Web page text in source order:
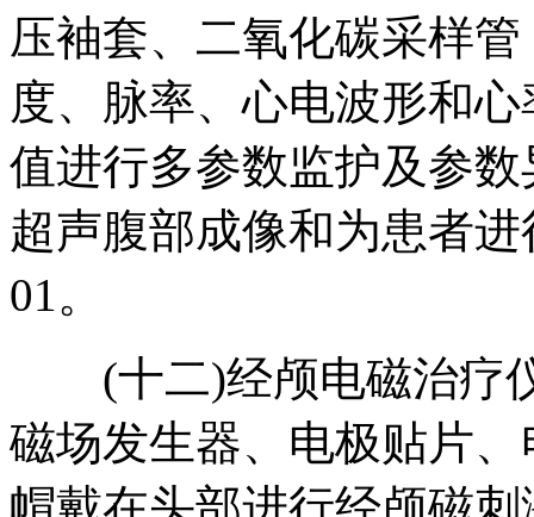
压袖套、二氧化碳采样
度、脉率、心电波形和
值进行多参数监护及参
超声腹部成像和为患者
01。
(十二)经颅电磁治疗
磁场发生器、电极贴片